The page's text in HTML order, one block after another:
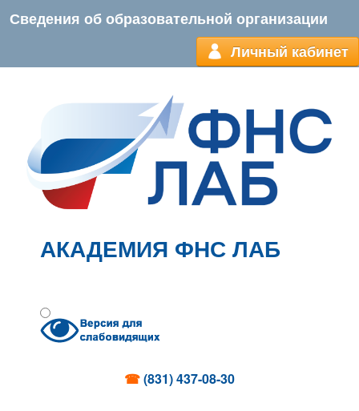
Сведения об образовательной организации
Личный кабинет
АКАДЕМИЯ ФНС ЛАБ
☎(831) 437-08-30